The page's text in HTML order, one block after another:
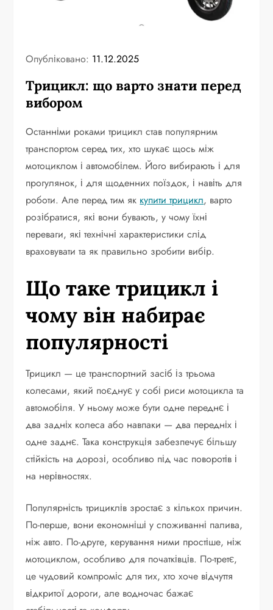
Опубліковано: 11.12.2025
Трицикл: що варто знати перед
вибором
Останніми роками трицикл став популярним
транспортом серед тих, хто шукає щось між
мотоциклом і автомобілем. Його вибирають і для
прогулянок, і для щоденних поїздок, і навіть для
роботи. Але перед тим як купити трицикл, варто
розібратися, які вони бувають, у чому їхні
переваги, які технічні характеристики слід
враховувати та як правильно зробити вибір.
Що таке трицикл і
чому він набирає
популярності
Трицикл — це транспортний засіб із трьома
колесами, який поєднує у собі риси мотоцикла та
автомобіля. У ньому може бути одне переднє і
два задніх колеса або навпаки — два передніх і
одне заднє. Така конструкція забезпечує більшу
стійкість на дорозі, особливо під час поворотів і
на нерівностях.
Популярність трициклів зростає з кількох причин.
По-перше, вони економніші у споживанні палива,
ніж авто. По-друге, керування ними простіше, ніж
мотоциклом, особливо для початківців. По-третє,
це чудовий компроміс для тих, хто хоче відчуття
відкритої дороги, але водночас бажає